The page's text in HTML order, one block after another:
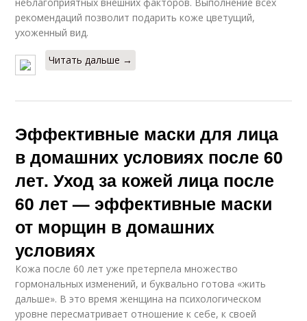
рекомендаций позволит подарить коже цветущий,
ухоженный вид.
Читать дальше →
Эффективные маски для лица
в домашних условиях после 60
лет. Уход за кожей лица после
60 лет — эффективные маски
от морщин в домашних
условиях
Кожа после 60 лет уже претерпела множество
гормональных изменений, и буквально готова «жить
дальше». В это время женщина на психологическом
уровне пересматривает отношение к себе, к своей